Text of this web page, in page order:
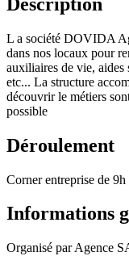
L a société DOVIDA
dans nos locaux pour
auxiliaires de vie, aides
etc... La structure
découvrir le métiers
possible
Déroulement
Corner entreprise de 9h
Informations
Organisé par Agence